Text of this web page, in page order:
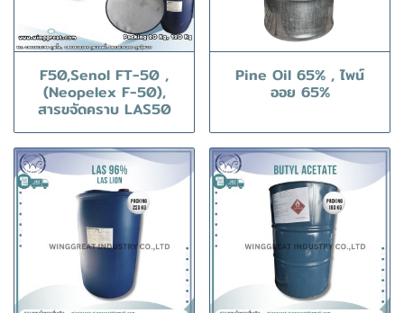
F50,Senol FT-50 ,
(Neopelex F-50),
สารขจัดคราบ LAS50
Pine Oil 65% , ไพน์
ออย 65%